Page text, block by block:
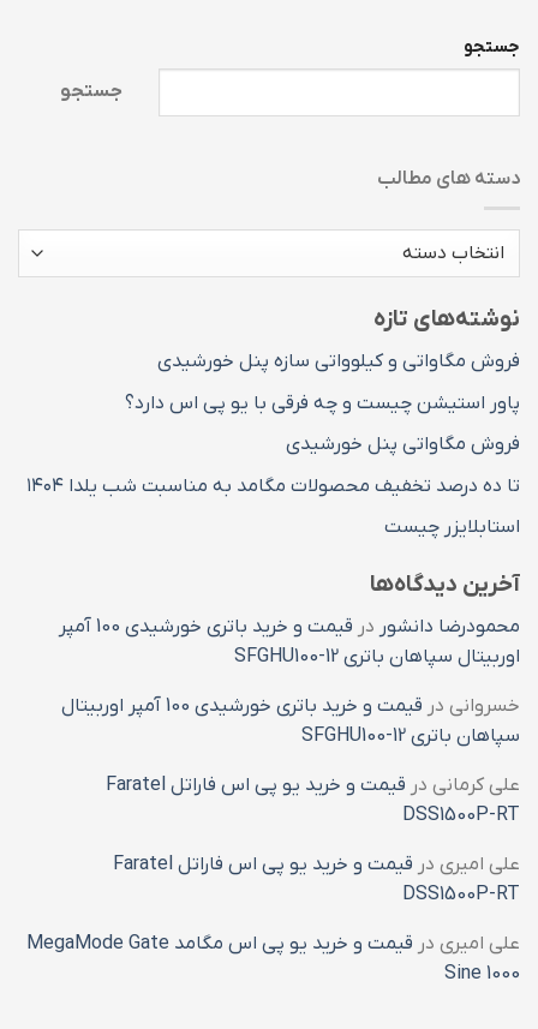
جستجو
جستجو
دسته های مطالب
دسته
نوشته‌های تازه
فروش مگاواتی و کیلوواتی سازه پنل خورشیدی
پاور استیشن چیست و چه فرقی با یو پی اس دارد؟
فروش مگاواتی پنل خورشیدی
تا ده درصد تخفیف محصولات مگامد به مناسبت شب یلدا ۱۴۰۴
استابلایزر چیست
آخرین دیدگاه‌ها
محمودرضا دانشور در
قیمت و خرید باتری خورشیدی 100 آمپر
اوربیتال سپاهان باتری SFGHU100-12
خسروانی در
قیمت و خرید باتری خورشیدی 100 آمپر اوربیتال
سپاهان باتری SFGHU100-12
علی کرمانی در
قیمت و خرید یو پی اس فاراتل Faratel
DSS1500P-RT
علی امیری در
قیمت و خرید یو پی اس فاراتل Faratel
DSS1500P-RT
علی امیری در
قیمت و خرید یو پی اس مگامد MegaMode Gate
Sine 1000